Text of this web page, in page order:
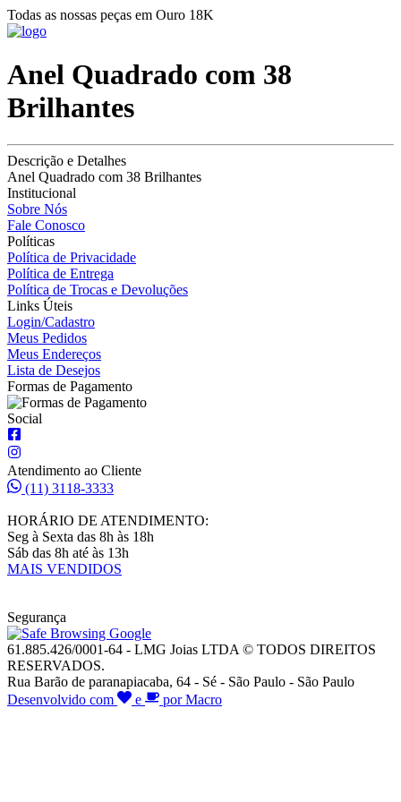
Todas as nossas peças em Ouro 18K
Anel Quadrado com 38
Brilhantes
Descrição e Detalhes
Anel Quadrado com 38 Brilhantes
Institucional
Sobre Nós
Fale Conosco
Políticas
Política de Privacidade
Política de Entrega
Política de Trocas e Devoluções
Links Úteis
Login/Cadastro
Meus Pedidos
Meus Endereços
Lista de Desejos
Formas de Pagamento
Social
Atendimento ao Cliente
(11) 3118-3333
HORÁRIO DE ATENDIMENTO:
Seg à Sexta das 8h às 18h
Sáb das 8h até às 13h
MAIS VENDIDOS
Segurança
61.885.426/0001-64 - LMG Joias LTDA © TODOS DIREITOS
RESERVADOS.
Rua Barão de paranapiacaba, 64 - Sé - São Paulo - São Paulo
Desenvolvido com
e por Macro